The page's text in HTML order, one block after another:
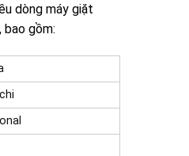
dòng máy giặt
gồm: